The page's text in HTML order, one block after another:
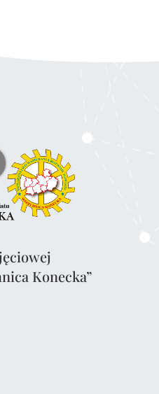
Konecka”